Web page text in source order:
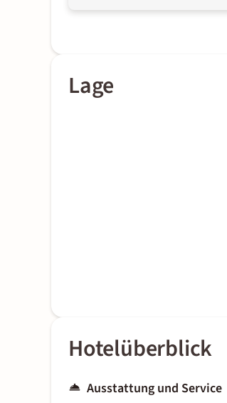
Lage
Hotelüberblick
Ausstattung und Service